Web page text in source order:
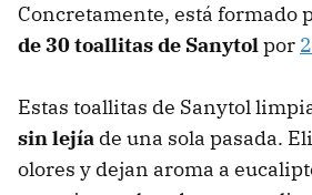
Concretamente, está formado
de 30 toallitas de Sanytolpor
Estas toallitas de Sanytol
sin lejía de una sola pasada.
olores y dejan aroma a